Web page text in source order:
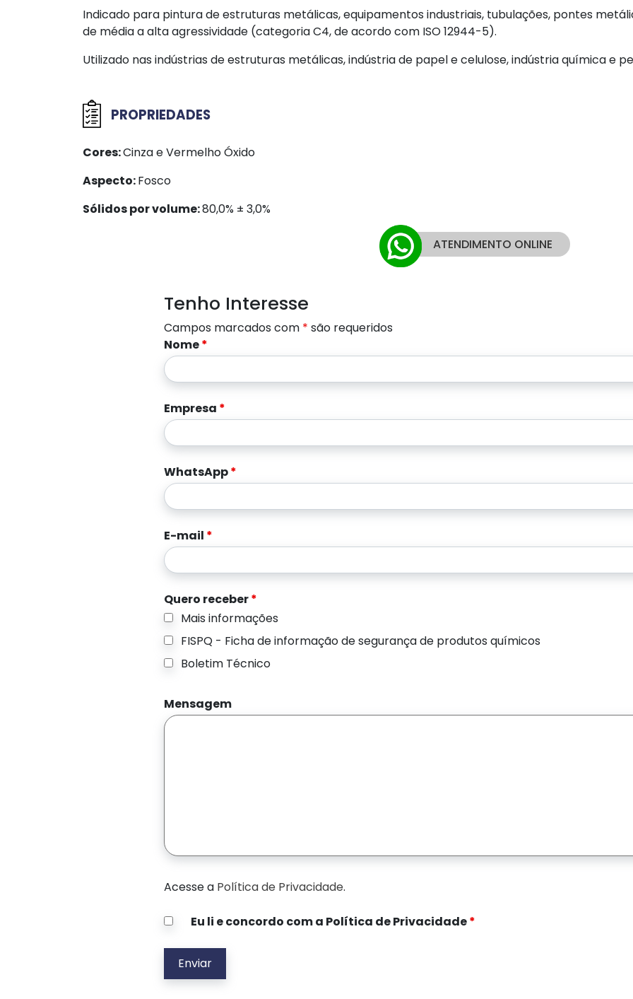
Indicado para pintura de estruturas metálicas, equipamentos industriais, tubulações, pontes
de média a alta agressividade (categoria C4, de acordo com ISO 12944-5).
Utilizado nas indústrias de estruturas metálicas, indústria de papel e celulose, indústria química e
PROPRIEDADES
Cores:Cinza e Vermelho Óxido
Aspecto:Fosco
Sólidos por volume:80,0% ± 3,0%
ATENDIMENTO ONLINE
Tenho Interesse
Campos marcados com * são requeridos
Nome*
Empresa *
WhatsApp*
E-mail *
Quero receber*
Mais informações
FISPQ - Ficha de informação de segurança de produtos químicos
Boletim Técnico
Mensagem
Acesse a Política de Privacidade.
Eu li e concordo com a Política de Privacidade*